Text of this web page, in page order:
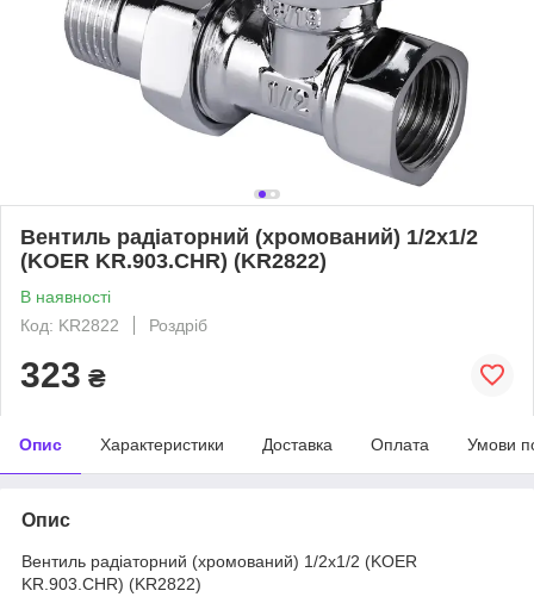
Вентиль радіаторний (хромований) 1/2x1/2
(KOER KR.903.CHR) (KR2822)
В наявності
Код: KR2822
Роздріб
323 ₴
Опис Характеристики Доставка Оплата Умови
Опис
Вентиль радіаторний (хромований) 1/2x1/2 (KOER
KR.903.CHR) (KR2822)